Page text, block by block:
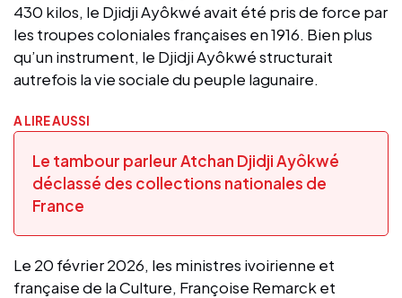
430 kilos, le Djidji Ayôkwé avait été pris de force par
les troupes coloniales françaises en 1916. Bien plus
qu’un instrument, le Djidji Ayôkwé structurait
autrefois la vie sociale du peuple lagunaire.
A LIRE AUSSI
Le tambour parleur Atchan Djidji Ayôkwé
déclassé des collections nationales de
France
Le 20 février 2026, les ministres ivoirienne et
française de la Culture, Françoise Remarck et